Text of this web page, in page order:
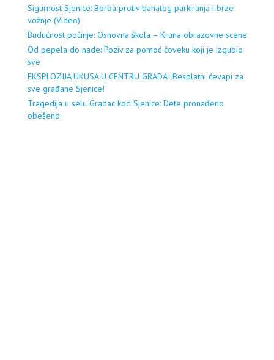
Sigurnost Sjenice: Borba protiv bahatog parkiranja i brze
vožnje (Video)
Budućnost počinje: Osnovna škola – Kruna obrazovne scene
Od pepela do nade: Poziv za pomoć čoveku koji je izgubio
sve
EKSPLOZIJA UKUSA U CENTRU GRADA! Besplatni ćevapi za
sve građane Sjenice!
Tragedija u selu Gradac kod Sjenice: Dete pronađeno
obešeno